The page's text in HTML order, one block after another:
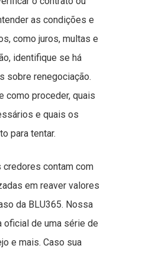
as condições e
como juros, multas e
identifique se há
sobre renegociação.
como proceder, quais
e quais os
para tentar.
credores contam com
em reaver valores
da BLU365. Nossa
oficial de uma série de
e mais. Caso sua